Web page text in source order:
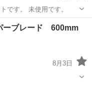
です。 未使用です。
ドライト
ーブレード 600mm
8月3日